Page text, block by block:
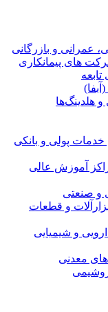
عمرانی و بازرگانی
های پیمانکاری
هلدینگ‌ها
خدمات پولی و بانکی
آموزش عالی
و صنعتی
و قطعات
و شیمیایی
معدنی